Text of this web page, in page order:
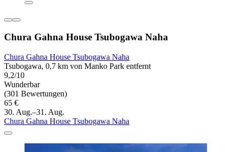
Chura Gahna House Tsubogawa Naha
Chura Gahna House Tsubogawa Naha
Tsubogawa, 0,7 km von Manko Park entfernt
9,2/10
Wunderbar
(301 Bewertungen)
65 €
30. Aug.–31. Aug.
Chura Gahna House Tsubogawa Naha